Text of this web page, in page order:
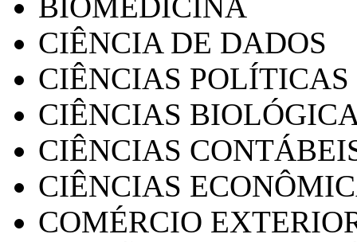
CIÊNCIA DE DADOS
CIÊNCIAS POLÍTICAS
CIÊNCIAS
CIÊNCIAS
CIÊNCIAS
COMÉRCIO